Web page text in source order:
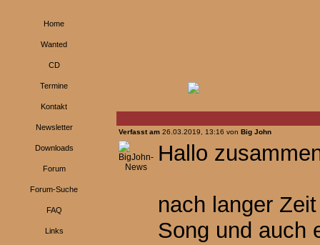
Home
Wanted
CD
Termine
Kontakt
Newsletter
Downloads
Forum
Forum-Suche
FAQ
Links
Verfasst am 26.03.2019, 13:16 von Big John
Hallo
nach langer
Song und auch